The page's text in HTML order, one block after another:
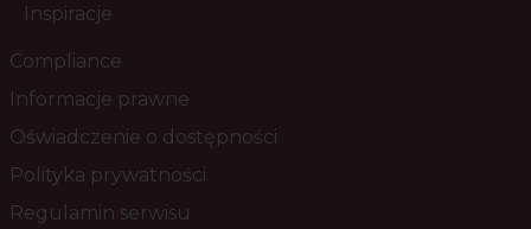
Inspiracje
Compliance
Informacje prawne
Oświadczenie o dostępności
Polityka prywatności
Regulamin serwisu